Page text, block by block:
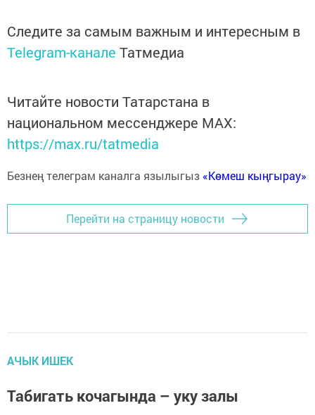
Следите за самым важным и интересным в
Telegram-канале Татмедиа
Читайте новости Татарстана в
национальном мессенджере MАХ:
https://max.ru/tatmedia
Безнең телеграм каналга язылыгыз «Көмеш кыңгырау»
Перейти на страницу новости
АЧЫК ИШЕК
Табигать кочагында – уку залы